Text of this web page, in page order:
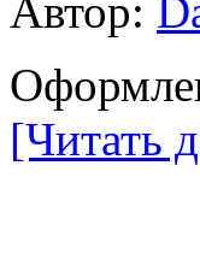
Автор:
[Читать